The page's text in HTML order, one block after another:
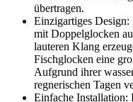
übertragen.
Einzigartiges
mit Doppelglocken
lauteren Klang
Fischglocken eine
Aufgrund ihrer
regnerischen Tagen
Einfache